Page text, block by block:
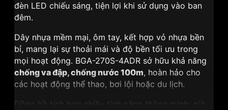
đèn LED chiếu sáng, tiện lợi khi sử dụng vào ban
đêm.
Dây nhựa mềm mại, ôm tay, kết hợp vỏ nhựa bền
bỉ, mang lại sự thoải mái và độ bền tối ưu trong
mọi hoạt động. BGA-270S-4ADR sở hữu khả năng
chống va đập, chống nước 100m, hoàn hảo cho
các hoạt động thể thao, bơi lội hoặc du lịch.
Đồng hồ tích hợp nhiều tính năng thông minh: giờ